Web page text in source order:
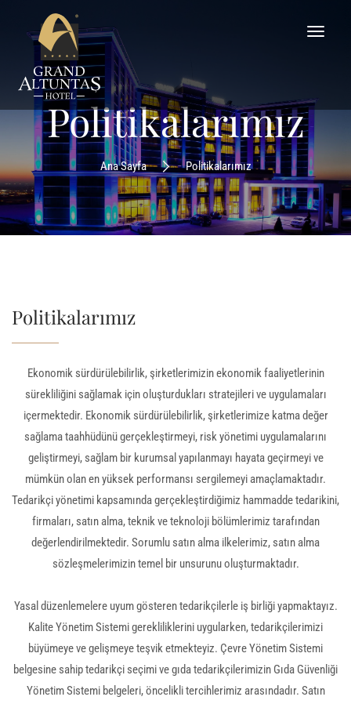
Politikalarımız
Ana Sayfa Politikalarımız
Politikalarımız
Ekonomik sürdürülebilirlik, şirketlerimizin ekonomik faaliyetlerinin
sürekliliğini sağlamak için oluşturdukları stratejileri ve uygulamaları
içermektedir. Ekonomik sürdürülebilirlik, şirketlerimize katma değer
sağlama taahhüdünü gerçekleştirmeyi, risk yönetimi uygulamalarını
geliştirmeyi, sağlam bir kurumsal yapılanmayı hayata geçirmeyi ve
mümkün olan en yüksek performansı sergilemeyi amaçlamaktadır.
Tedarikçi yönetimi kapsamında gerçekleştirdiğimiz hammadde tedarikini,
firmaları, satın alma, teknik ve teknoloji bölümlerimiz tarafından
değerlendirilmektedir. Sorumlu satın alma ilkelerimiz, satın alma
sözleşmelerimizin temel bir unsurunu oluşturmaktadır.
Yasal düzenlemelere uyum gösteren tedarikçilerle iş birliği yapmaktayız.
Kalite Yönetim Sistemi gerekliliklerini uygularken, tedarikçilerimizi
büyümeye ve gelişmeye teşvik etmekteyiz. Çevre Yönetim Sistemi
belgesine sahip tedarikçi seçimi ve gıda tedarikçilerimizin Gıda Güvenliği
Yönetim Sistemi belgeleri, öncelikli tercihlerimiz arasındadır. Satın